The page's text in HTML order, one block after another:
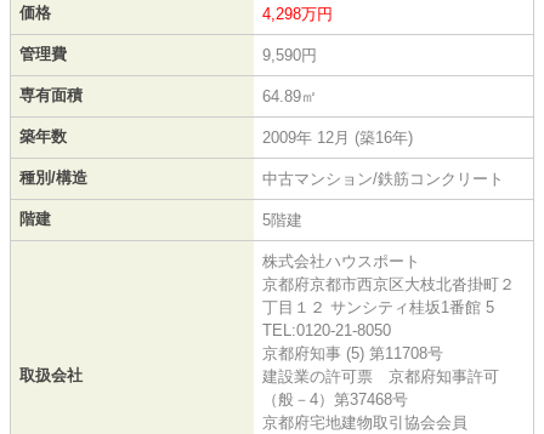
価格 4,298万円
管理費 9,590円
専有面積 64.89㎡
築年数 2009年 12月 (築16年)
種別/構造 中古マンション/鉄筋コンクリート
階建 5階建
取扱会社
株式会社ハウスポート
京都府京都市西京区大枝北沓掛町２
丁目１２ サンシティ桂坂1番館 5
TEL:0120-21-8050
京都府知事 (5) 第11708号
建設業の許可票 京都府知事許可
（般－4）第37468号
京都府宅地建物取引協会会員